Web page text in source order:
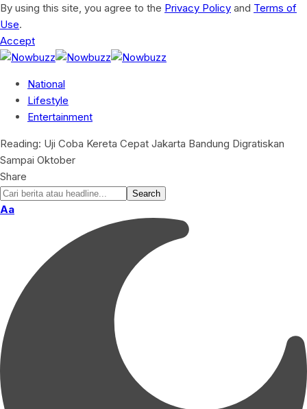
By using this site, you agree to the Privacy Policy and Terms of
Use.
Accept
National
Lifestyle
Entertainment
Reading: Uji Coba Kereta Cepat Jakarta Bandung Digratiskan
Sampai Oktober
Share
Font
Aa